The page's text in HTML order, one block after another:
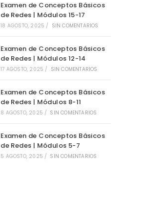
Examen de Conceptos Básicos
de Redes | Módulos 15-17
18 AGOSTO, 2025 / SIN COMENTARIOS
Examen de Conceptos Básicos
de Redes | Módulos 12-14
17 AGOSTO, 2025 / SIN COMENTARIOS
Examen de Conceptos Básicos
de Redes | Módulos 8-11
8 AGOSTO, 2025 / SIN COMENTARIOS
Examen de Conceptos Básicos
de Redes | Módulos 5-7
5 AGOSTO, 2025 / SIN COMENTARIOS